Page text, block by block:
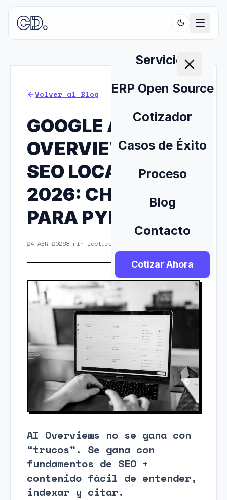
Servicios
ERP Open Source
Cotizador
Casos de Éxito
Proceso
Blog
Contacto
Cotizar Ahora
Volver al Blog
GOOGLE AI
OVERVIEWS Y
SEO LOCAL EN
2026: CHECKLIST
PARA PYMES
24 ABR 20268 min lectura
AI Overviews no se gana con
“trucos”. Se gana con
fundamentos de SEO +
contenido fácil de entender,
indexar y citar.